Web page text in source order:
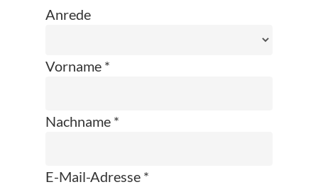
Anrede
Vorname *
Nachname *
E-Mail-Adresse *